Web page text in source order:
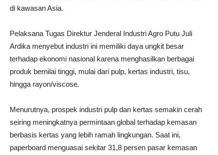
di kawasan Asia.
Pelaksana Tugas Direktur Jenderal Industri Agro Putu Juli
Ardika menyebut industri ini memiliki daya ungkit besar
terhadap ekonomi nasional karena menghasilkan berbagai
produk bernilai tinggi, mulai dari pulp, kertas industri, tisu,
hingga rayon/viscose.
Menurutnya, prospek industri pulp dan kertas semakin cerah
seiring meningkatnya permintaan global terhadap kemasan
berbasis kertas yang lebih ramah lingkungan. Saat ini,
paperboard menguasai sekitar 31,8 persen pasar kemasan